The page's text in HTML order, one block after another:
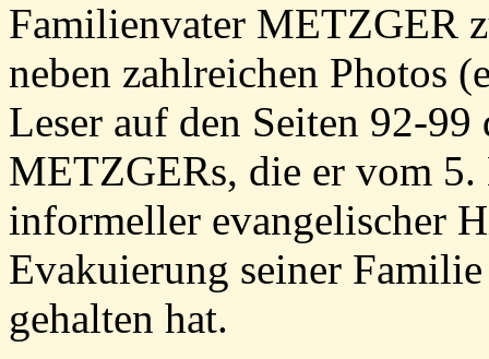
Familienvater METZGER
neben zahlreichen Photos
Leser auf den Seiten 92-
METZGERs, die er vom
informeller evangelischer
Evakuierung seiner
gehalten hat.